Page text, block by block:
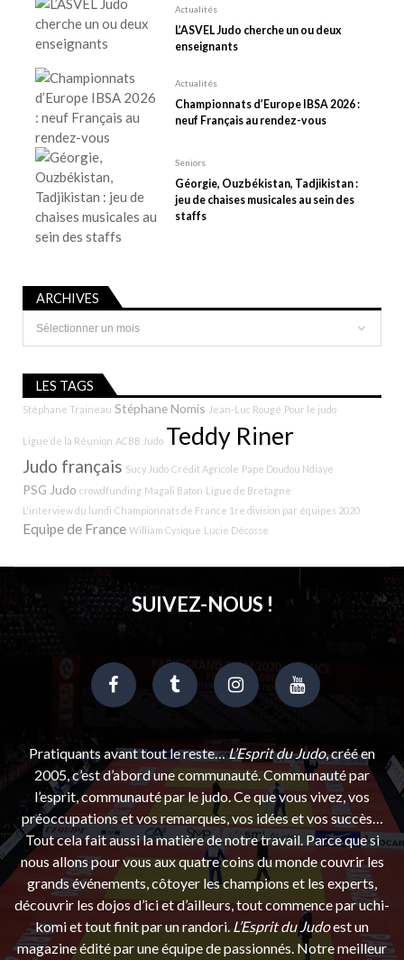
Actualités
L’ASVEL Judo cherche un ou deux
enseignants
Actualités
Championnats d’Europe IBSA 2026 :
neuf Français au rendez-vous
Seniors
Géorgie, Ouzbékistan, Tadjikistan :
jeu de chaises musicales au sein des
staffs
ARCHIVES
Archives
LES TAGS
Stéphane Traineau Stéphane Nomis Jean-Luc Rougé Pour le judo
Ligue de la Réunion ACBB Judo Teddy Riner
Judo français Sucy Judo Crédit Agricole Pape Doudou Ndiaye
PSG Judo crowdfunding Magali Baton Ligue de Bretagne
L'interview du lundi Championnats de France 1re division par équipes 2020
Equipe de France William Cysique Lucie Décosse
SUIVEZ-NOUS !
Pratiquants avant tout le reste…L’Esprit du Judo, créé en
2005, c’est d’abord une communauté. Communauté par
l’esprit, communauté par le judo. Ce que vous vivez, vos
préoccupations et vos remarques, vos idées et vos succès…
Tout cela fait aussi la matière de notre travail. Parce que si
nous allons pour vous aux quatre coins du monde couvrir les
grands événements, côtoyer les champions et les experts,
découvrir les dojos d’ici et d’ailleurs, tout commence par uchi-
komi et tout finit par un randori.L’Esprit du Judoest un
magazine édité par une équipe de passionnés. Notre meilleur